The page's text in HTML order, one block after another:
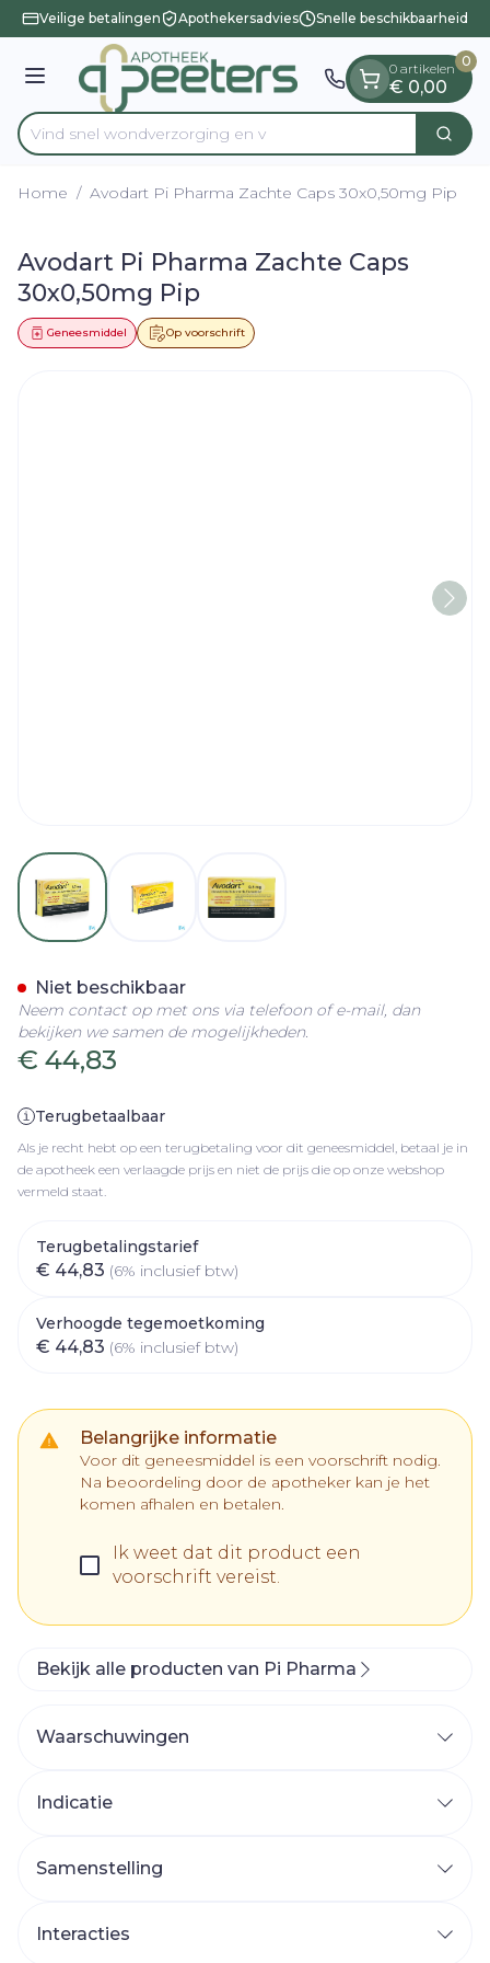
Ga naar de inhoud
1 van 1
Veilige betalingen Apothekersadvies Snelle beschikbaarheid
Menu
Product, merk, categorie...
Vind snel wondverzor Zoek
0 artikelen
€ 0,00
0
Home / Avodart Pi Pharma Zachte Caps 30x0,50mg Pip
Avodart Pi Pharma Zachte Caps
30x0,50mg Pip
Op voorschrift
Geneesmiddel
View larger image
€ 44,83
Terugbetaalbaar
Als je recht hebt op een terugbetaling voor dit geneesmiddel, betaal je in
de apotheek een verlaagde prijs en niet de prijs die op onze webshop
vermeld staat.
Terugbetalingstarief
€ 44,83 (6% inclusief btw)
Verhoogde tegemoetkoming
€ 44,83 (6% inclusief btw)
Belangrijke informatie
Voor dit geneesmiddel is een voorschrift nodig.
Na beoordeling door de apotheker kan je het
komen afhalen en betalen.
Ik weet dat dit product een
voorschrift vereist.
Niet beschikbaar
Neem contact op met ons via telefoon of e-mail, dan
bekijken we samen de mogelijkheden.
Bekijk alle producten van Pi Pharma
Waarschuwingen
moet u er extra voorzichtig mee zijn?
Indicatie
symptomen van benige prostaat hypertrofie
Vermindering van het risico van acute
Samenstelling
Interacties